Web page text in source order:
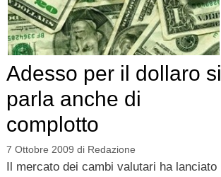
Adesso per il dollaro si
parla anche di
complotto
7 Ottobre 2009 di Redazione
Il mercato dei cambi valutari ha lanciato